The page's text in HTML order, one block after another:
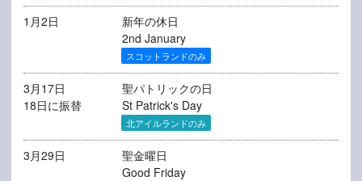
1月2日
新年の休日
2nd January
スコットランドのみ
3月17日
18日に振替
聖パトリックの日
St Patrick's Day
北アイルランドのみ
3月29日
聖金曜日
Good Friday